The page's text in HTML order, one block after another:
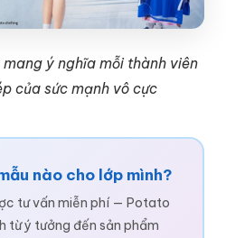
ý nghĩa mỗi thành viên
của sức mạnh vô cực
nào cho lớp mình?
tư vấn miễn phí — Potato
từ ý tưởng đến sản phẩm